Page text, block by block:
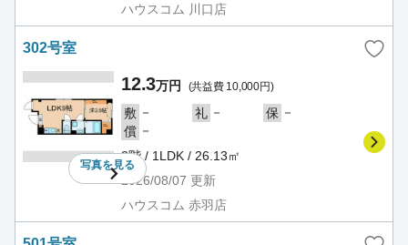
ハウスコム 川口店
302号室
写真を見る
12.3万円 (共益費 10,000円)
敷 － 礼 － 保 －
償 －
3階 / 1LDK / 26.13㎡
2026/08/07 更新
ハウスコム 赤羽店